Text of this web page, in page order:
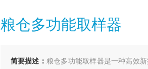
粮仓多功能取样器
简要描述： 粮仓多功能取样器是一种高效